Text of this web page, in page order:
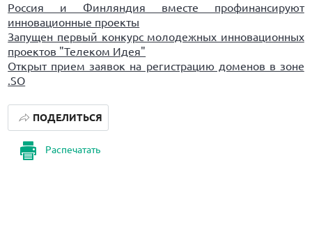
Россия и Финляндия вместе профинансируют
инновационные проекты
Запущен первый конкурс молодежных инновационных
проектов "Телеком Идея"
Открыт прием заявок на регистрацию доменов в зоне
.SO
Распечатать
ПОДЕЛИТЬСЯ